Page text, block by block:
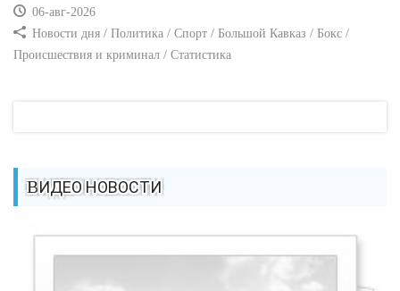
06-авг-2026
Новости дня / Политика / Спорт / Большой Кавказ / Бокс /
Происшествия и криминал / Статистика
ВИДЕО НОВОСТИ